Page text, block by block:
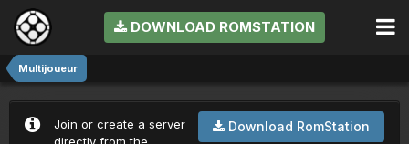
DOWNLOAD ROMSTATION
Multijoueur
Download RomStation
Join or create a server